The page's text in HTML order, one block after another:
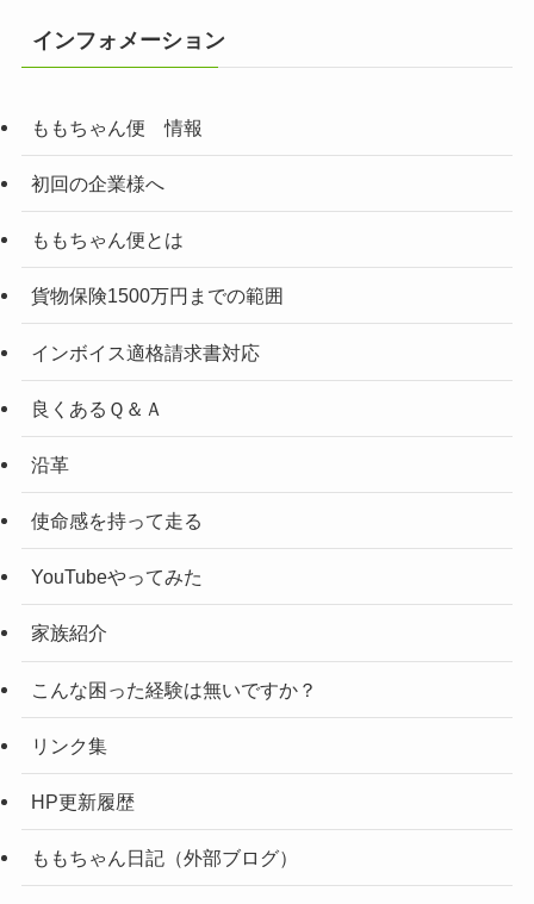
インフォメーション
ももちゃん便 情報
初回の企業様へ
ももちゃん便とは
貨物保険1500万円までの範囲
インボイス適格請求書対応
良くあるＱ＆Ａ
沿革
使命感を持って走る
YouTubeやってみた
家族紹介
こんな困った経験は無いですか？
リンク集
HP更新履歴
ももちゃん日記（外部ブログ）